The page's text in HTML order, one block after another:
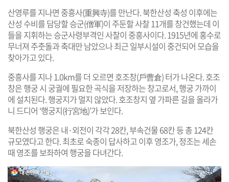
산영루를 지나면 중흥사(重興寺)를 만난다. 북한산성 축성 이후에는
산성 수비를 담당할 승군(僧軍)이 주둔할 사찰 11개를 창건했는데 이
들을 지휘하는 승군사령부격인 사찰이 중흥사이다. 1915년에 홍수로
무너져 주춧돌과 축대만 남았으나 최근 일부시설이 중건되어 모습을
찾아가고 있다.
중흥사를 지나 1.0km를 더 오르면 호조창(戶曹倉) 터가 나온다. 호조
창은 행궁 시 궁궐에 필요한 곡식을 저장하는 창고로서, 행궁 가까이
에 설치된다. 행궁지가 멀지 않았다. 호조창지 옆 가파른 길을 올라가
니 드디어 ‘행궁지(行宮地)’가 보인다.
북한산성 행궁은 내·외전이 각각 28칸, 부속건물 68칸 등 총 124칸
규모였다고 한다. 최초로 숙종이 답사하고 이후 영조가, 정조는 세손
때 영조를 보좌하여 행궁을 다녀간다.